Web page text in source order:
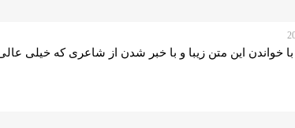
خواندن این متن زیبا و با خبر شدن از شاعری که خیلی